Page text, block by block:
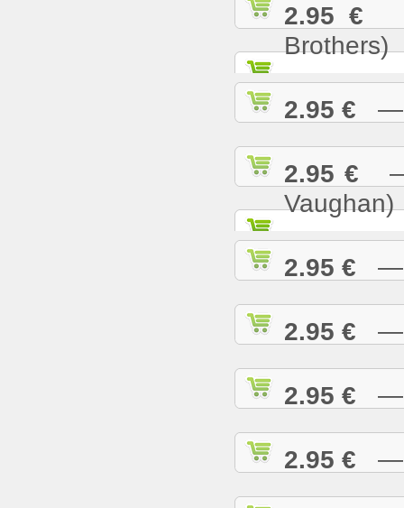
2.95 €
Brothers)
2.95 € —
2.95 € —
Vaughan)
2.95 € —
2.95 € —
2.95 € —
2.95 € —